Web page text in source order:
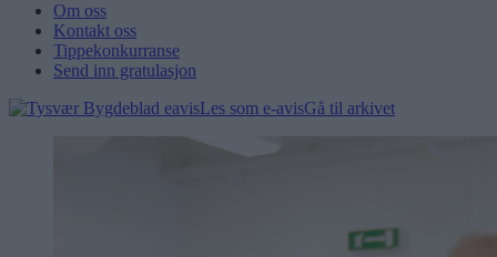
Om oss
Kontakt oss
Tippekonkurranse
Send inn gratulasjon
Les som e-avisGå til arkivet